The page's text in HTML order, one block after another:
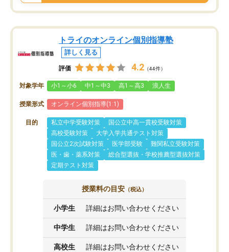
トライのオンライン個別指導塾
詳しく見る
評価 4.2 （44件）
対象学年 小1～小6 中1～中3 高1～高3 浪人生
授業形式 オンライン個別指導(1:1)
目的 私立中学受験対策
国公立中高一貫校受験対策
高校受験対策
大学入学共通テスト対策
国公立2次試験対策
医学部受験
難関私立受験対策
医・歯・薬系対策
総合型選抜・学校推薦型選抜対策
定期テスト対策
授業料の目安 （税込）
小学生 詳細はお問い合わせください
中学生 詳細はお問い合わせください
高校生 詳細はお問い合わせください